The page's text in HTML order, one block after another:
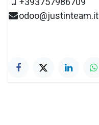
odoo@justinteam.it